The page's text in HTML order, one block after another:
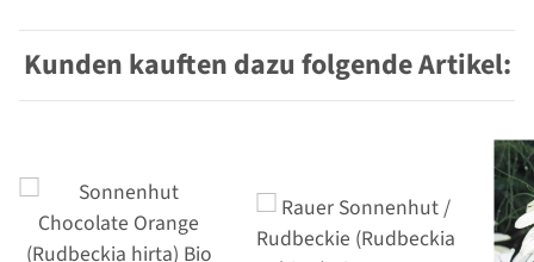
Kunden kauften dazu folgende Artikel: